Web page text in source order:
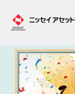
ファンド情報